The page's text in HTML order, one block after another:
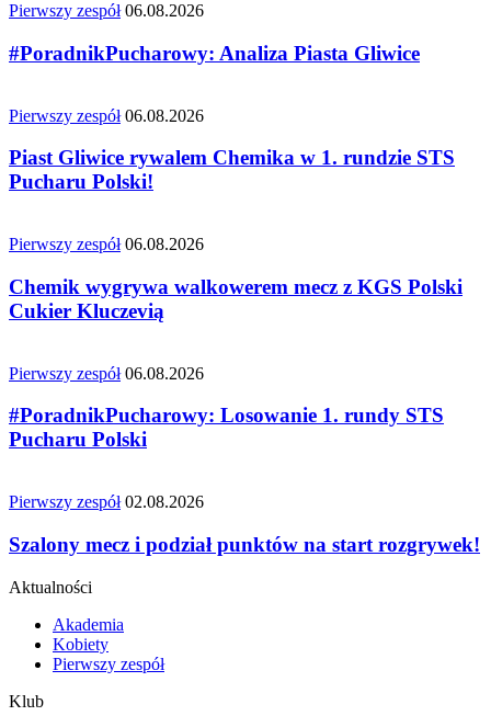
Pierwszy zespół 06.08.2026
#PoradnikPucharowy: Analiza Piasta Gliwice
Pierwszy zespół 06.08.2026
Piast Gliwice rywalem Chemika w 1. rundzie STS
Pucharu Polski!
Pierwszy zespół 06.08.2026
Chemik wygrywa walkowerem mecz z KGS Polski
Cukier Kluczevią
Pierwszy zespół 06.08.2026
#PoradnikPucharowy: Losowanie 1. rundy STS
Pucharu Polski
Pierwszy zespół 02.08.2026
Szalony mecz i podział punktów na start rozgrywek!
Aktualności
Akademia
Kobiety
Pierwszy zespół
Klub